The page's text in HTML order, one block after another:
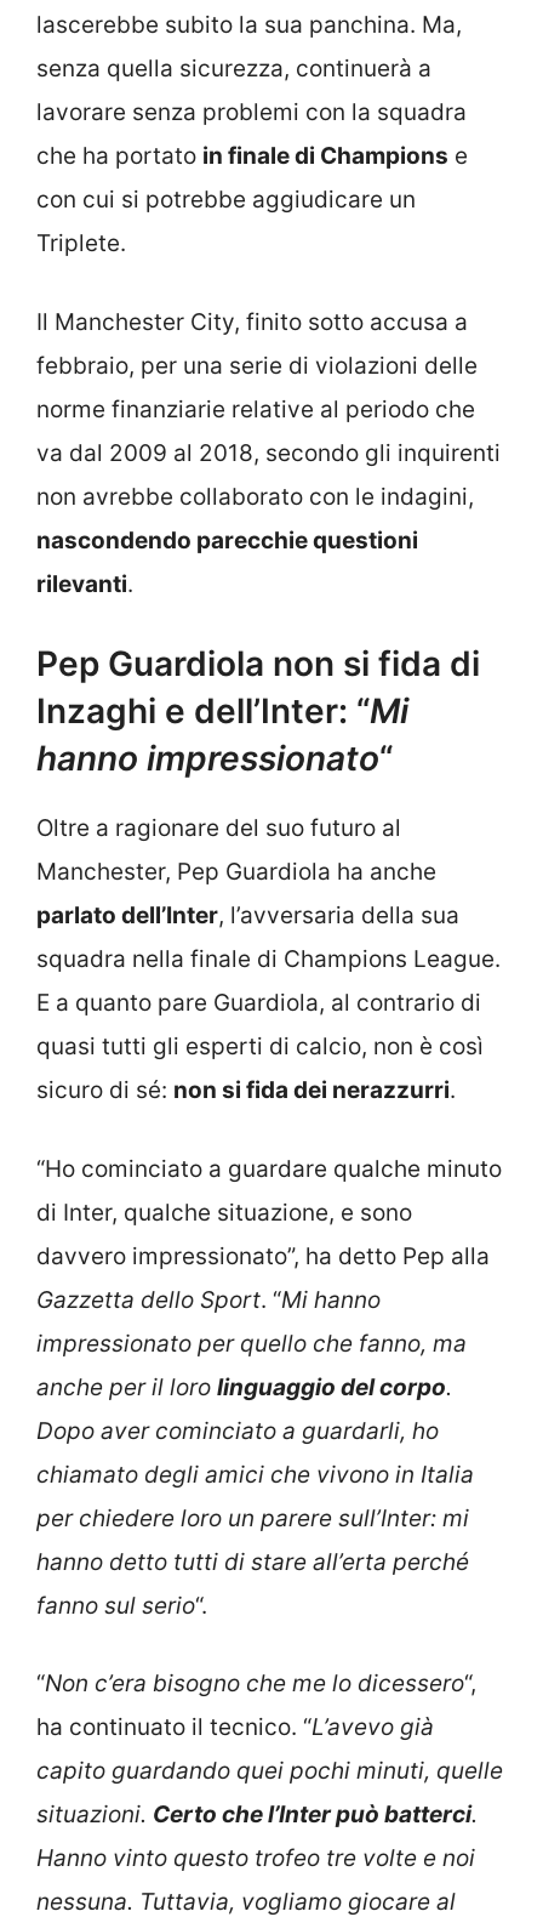
lascerebbe subito la sua panchina. Ma,
senza quella sicurezza, continuerà a
lavorare senza problemi con la squadra
che ha portato in finale di Champions e
con cui si potrebbe aggiudicare un
Triplete.
Il Manchester City, finito sotto accusa a
febbraio, per una serie di violazioni delle
norme finanziarie relative al periodo che
va dal 2009 al 2018, secondo gli inquirenti
non avrebbe collaborato con le indagini,
nascondendo parecchie questioni
rilevanti.
Pep Guardiola non si fida di
Inzaghi e dell’Inter: “Mi
hanno impressionato“
Oltre a ragionare del suo futuro al
Manchester, Pep Guardiola ha anche
parlato dell’Inter, l’avversaria della sua
squadra nella finale di Champions League.
E a quanto pare Guardiola, al contrario di
quasi tutti gli esperti di calcio, non è così
sicuro di sé: non si fida dei nerazzurri.
“Ho cominciato a guardare qualche minuto
di Inter, qualche situazione, e sono
davvero impressionato”, ha detto Pep alla
Gazzetta dello Sport. “Mi hanno
impressionato per quello che fanno, ma
anche per il loro linguaggio del corpo.
Dopo aver cominciato a guardarli, ho
chiamato degli amici che vivono in Italia
per chiedere loro un parere sull’Inter: mi
hanno detto tutti di stare all’erta perché
fanno sul serio“.
“Non c’era bisogno che me lo dicessero“,
ha continuato il tecnico. “L’avevo già
capito guardando quei pochi minuti, quelle
situazioni. Certo che l’Inter può batterci.
Hanno vinto questo trofeo tre volte e noi
nessuna. Tuttavia, vogliamo giocare al